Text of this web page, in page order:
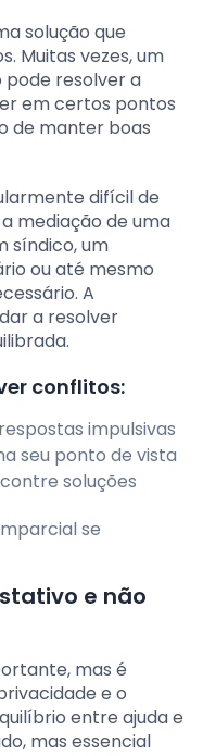
solução que
Muitas vezes, um
pode resolver a
em certos pontos
de manter boas
difícil de
mediação de uma
síndico, um
ou até mesmo
A
a resolver
conflitos:
impulsivas
seu ponto de vista
soluções
se
e não
mas é
e o
entre ajuda e
mas essencial